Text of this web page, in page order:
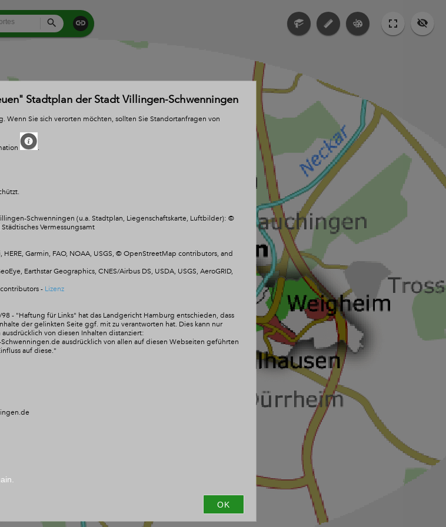
Search
Stadtplan der Stadt Villingen-Schwenningen
Wenn Sie sich verorten möchten, sollten Sie Standortanfragen von
.
Schwenningen (u.a. Stadtplan, Liegenschaftskarte, Luftbilder): ©
Vermessungsamt
Garmin, FAO, NOAA, USGS, © OpenStreetMap contributors, and
Earthstar Geographics, CNES/Airbus DS, USDA, USGS, AeroGRID,
- Lizenz
- "Haftung für Links" hat das Landgericht Hamburg entschieden, dass
der gelinkten Seite ggf. mit zu verantworten hat. Dies kann nur
von diesen Inhalten distanziert:
ausdrücklich von allen auf diesen Webseiten geführten
auf diese."
OK